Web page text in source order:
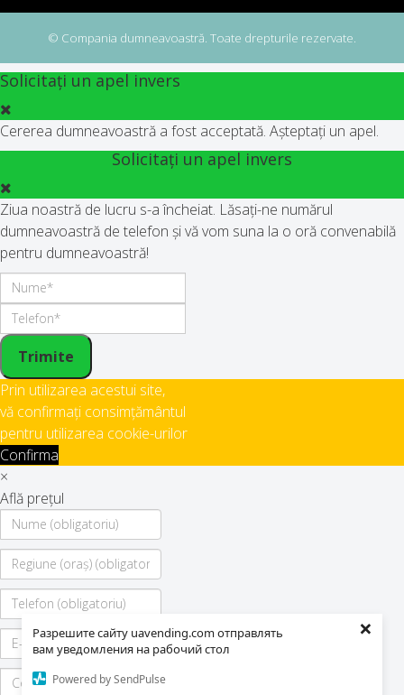
Разрешите сайту uavending.com отправлять
вам уведомления на рабочий стол
Powered by SendPulse
×
© Compania dumneavoastră. Toate drepturile rezervate.
Solicitați un apel invers
Cererea dumneavoastră a fost acceptată. Așteptați un apel.
Solicitați un apel invers
Ziua noastră de lucru s-a încheiat. Lăsați-ne numărul
dumneavoastră de telefon și vă vom suna la o oră convenabilă
pentru dumneavoastră!
Trimite
Prin utilizarea acestui site,
vă confirmați consimțământul
pentru utilizarea cookie-urilor
Confirma
×
Află prețul